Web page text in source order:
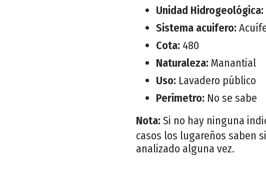
Unidad Hidrogeológica:
Sistema acuifero:
Cota: 480
Naturaleza: Manantial
Uso: Lavadero público
Perímetro: No se sabe
Nota: Si no hay ninguna
casos los lugareños saben
analizado alguna vez.